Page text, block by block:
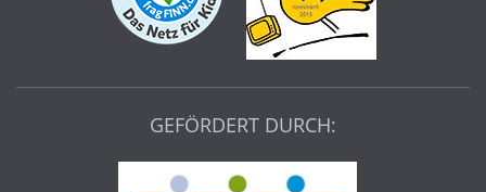
GEFÖRDERT DURCH: